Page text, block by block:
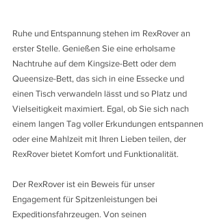
Ruhe und Entspannung stehen im RexRover an
erster Stelle. Genießen Sie eine erholsame
Nachtruhe auf dem Kingsize-Bett oder dem
Queensize-Bett, das sich in eine Essecke und
einen Tisch verwandeln lässt und so Platz und
Vielseitigkeit maximiert. Egal, ob Sie sich nach
einem langen Tag voller Erkundungen entspannen
oder eine Mahlzeit mit Ihren Lieben teilen, der
RexRover bietet Komfort und Funktionalität.
Der RexRover ist ein Beweis für unser
Engagement für Spitzenleistungen bei
Expeditionsfahrzeugen. Von seinen